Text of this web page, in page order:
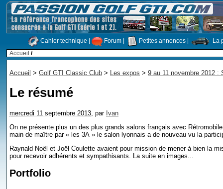
Cahier technique Forum Petites annonces
La
Accueil /
Accueil > Golf GTI Classic Club > Les expos > 9 au 11 novembre 2012 :
Le résumé
mercredi 11 septembre 2013 par Ivan
On ne présente plus un des plus grands salons français avec
main de maître par « les 3A » le salon lyonnais a de nouveau vu la
Raynald Noël et Joël Coulette avaient pour mission de mener à bien la
pour recevoir adhérents et sympathisants. La suite en images...
Portfolio